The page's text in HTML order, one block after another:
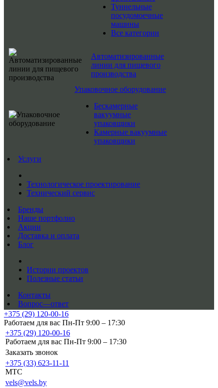
Туннельные
посудомоечные
машины
Все категории
Автоматизированные
линии для пищевого
производства
Упаковочное оборудование
Бескамерные
вакуумные
упаковщики
Камерные вакуумные
упаковщики
Услуги
Технологическое проектирование
Технический сервис
Бренды
Наше портфолио
Акции
Доставка и оплата
Блог
Истории проектов
Полезные статьи
Контакты
Вопрос—ответ
+375 (29) 120-00-16
Работаем для вас Пн-Пт 9:00 – 17:30
+375 (29) 120-00-16
Работаем для вас Пн-Пт 9:00 – 17:30
Заказать звонок
+375 (33) 623-11-11
MTC
vels@vels.by